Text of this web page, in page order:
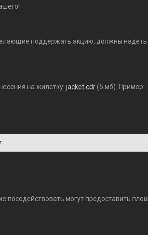
поддержать акцию, должны
на жилетку: jacket.cdr(5 мб). Пример:
посодействовать могут предоставить